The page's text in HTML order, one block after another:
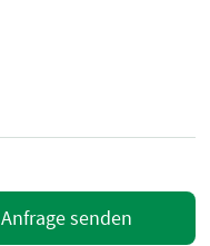
Anfrage senden